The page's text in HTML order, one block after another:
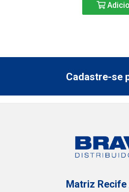
Cadastre-se
Matriz Recife